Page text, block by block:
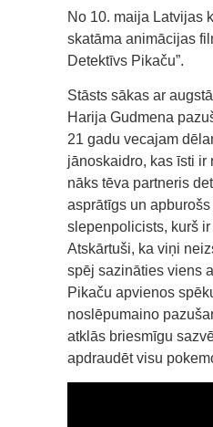
No 10. maija Latvijas
skatāma animācijas
Detektīvs Pikaču”.
Stāsts sākas ar
Harija Gudmena
21 gadu vecajam
jānoskaidro, kas īsti ir
nāks tēva partneris
asprātīgs un
slepenpolicists, kurš
Atskārtuši, ka viņi
spēj sazināties viens
Pikaču apvienos
noslēpumaino
atklās briesmīgu
apdraudēt visu